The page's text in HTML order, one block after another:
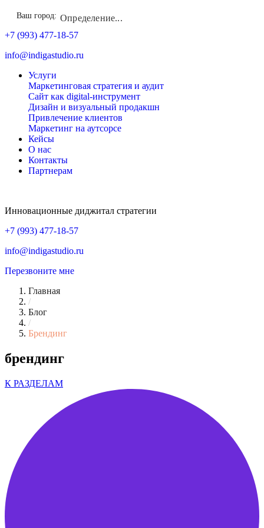
Ваш город: Определение...
+7 (993) 477-18-57
info@indigastudio.ru
Услуги
Маркетинговая стратегия и аудит
Сайт как digital-инструмент
Дизайн и визуальный продакшн
Привлечение клиентов
Маркетинг на аутсорсе
Кейсы
О нас
Контакты
Партнерам
Инновационные диджитал стратегии
+7 (993) 477-18-57
info@indigastudio.ru
Перезвоните мне
Главная
/
Блог
/
Брендинг
брендинг
К РАЗДЕЛАМ